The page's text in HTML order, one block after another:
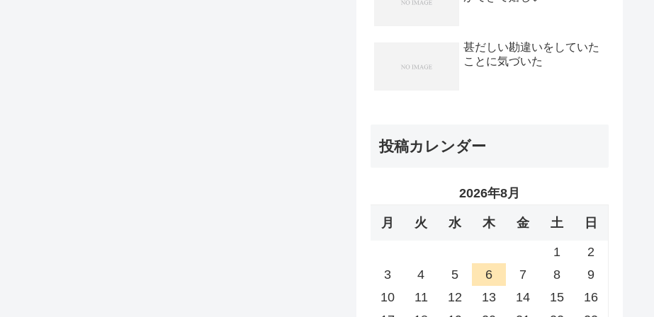
甚だしい勘違いをしていた
ことに気づいた
投稿カレンダー
2026年8月
月 火 水 木 金 土 日
1
2
3
4 5 6 7 8
9
10
11 12 13 14 15
16